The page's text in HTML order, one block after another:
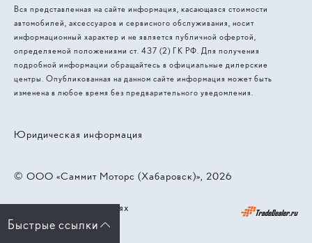
Вся представленная на сайте информация, касающаяся стоимости
автомобилей, аксессуаров и сервисного обслуживания, носит
информационный характер и не является публичной офертой,
определяемой положениями ст. 437 (2) ГК РФ. Для получения
подробной информации обращайтесь в официальные дилерские
центры. Опубликованная на данном сайте информация может быть
изменена в любое время без предварительного уведомления.
© 2026, ООО «‎Саммит Моторс (Хабаровск)»
Юридическая информация
Работает на технологиях